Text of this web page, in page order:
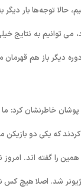
توجه‌ها بار
می توانیم به نتایج
دیگر باز هم
خاطرنشان کرد:
که یکی دو
را گفته اند.
شد. اصلا هیچ کس نمی